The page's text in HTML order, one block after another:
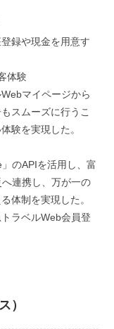
録や現金を用意す
体験
マイページから
スムーズに行うこ
験を実現した。
のAPIを活用し、富
連携し、万が一の
体制を実現した。
ラベルWeb会員登
）